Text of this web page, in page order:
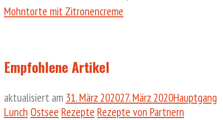
Mohntorte mit Zitronencreme
Empfohlene Artikel
aktualisiert am 31. März 202027. März 2020Hauptgang
Lunch Ostsee Rezepte Rezepte von Partnern